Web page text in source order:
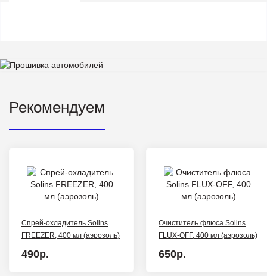
Рекомендуем
Спрей-охладитель Solins
FREEZER, 400 мл (аэрозоль)
490р.
Очиститель флюса Solins
FLUX-OFF, 400 мл (аэрозоль)
650р.